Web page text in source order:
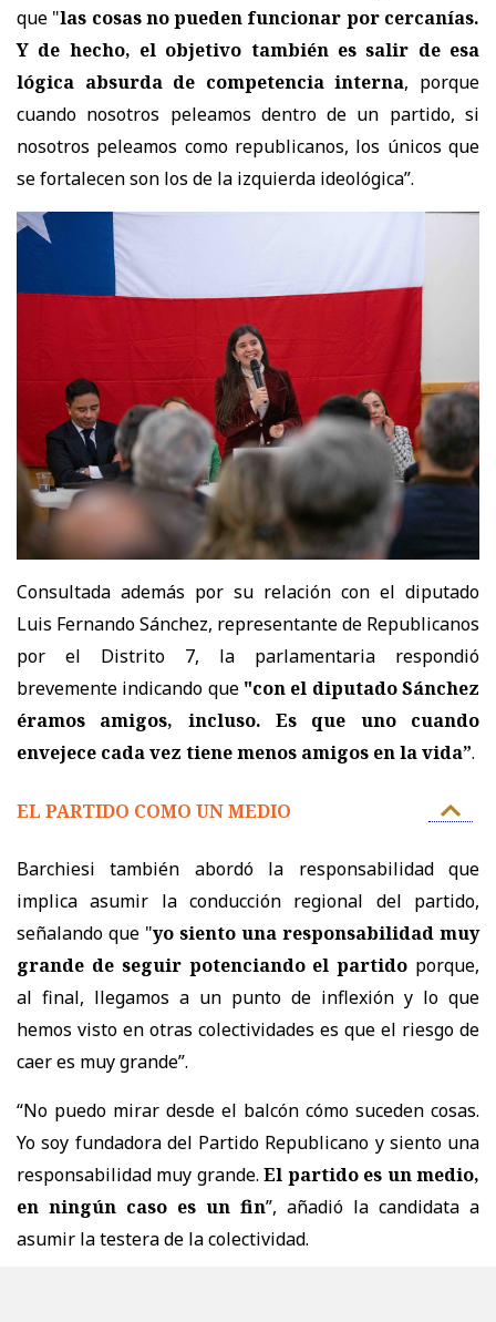
que "las cosas no pueden funcionar por cercanías.
Y de hecho, el objetivo también es salir de esa
lógica absurda de competencia interna, porque
cuando nosotros peleamos dentro de un partido, si
nosotros peleamos como republicanos, los únicos que
se fortalecen son los de la izquierda ideológica”.
Consultada además por su relación con el diputado
Luis Fernando Sánchez, representante de Republicanos
por el Distrito 7, la parlamentaria respondió
brevemente indicando que"con el diputado Sánchez
éramos amigos, incluso. Es que uno cuando
envejece cada vez tiene menos amigos en la vida”.
EL PARTIDO COMO UN MEDIO
Barchiesi también abordó la responsabilidad que
implica asumir la conducción regional del partido,
señalando que "yo siento una responsabilidad muy
grande de seguir potenciando el partido porque,
al final, llegamos a un punto de inflexión y lo que
hemos visto en otras colectividades es que el riesgo de
caer es muy grande”.
“No puedo mirar desde el balcón cómo suceden cosas.
Yo soy fundadora del Partido Republicano y siento una
responsabilidad muy grande.El partido es un medio,
en ningún caso es un fin”, añadió la candidata a
asumir la testera de la colectividad.